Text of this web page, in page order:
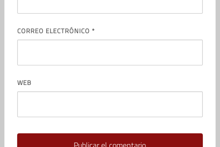
CORREO ELECTRÓNICO *
WEB